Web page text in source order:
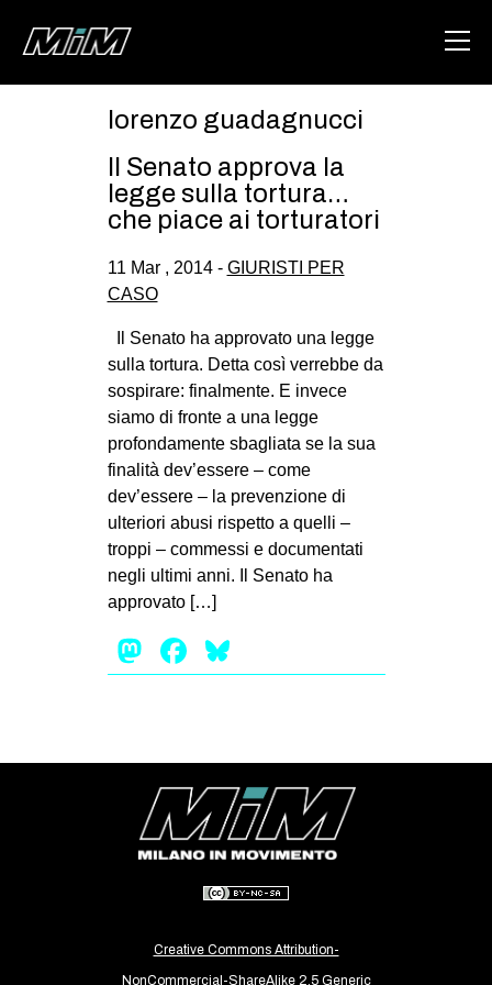
ABOUT
DEGENERAZIONE
CSOA LAMBRETTA
MSM
STUDENTI TSUNAMI
MILANO
MOBILITAZIONI
SPAZI
MOVIMENTI
GENERI
MIGRAZIONI
PRECARIATO
STUDENTI
lorenzo guadagnucci
Il Senato approva la
legge sulla tortura…
che piace ai torturatori
11 Mar , 2014 - GIURISTI PER
CASO
Il Senato ha approvato una legge
sulla tortura. Detta così verrebbe da
sospirare: finalmente. E invece
siamo di fronte a una legge
profondamente sbagliata se la sua
finalità dev’essere – come
dev’essere – la prevenzione di
ulteriori abusi rispetto a quelli –
troppi – commessi e documentati
negli ultimi anni. Il Senato ha
approvato […]
Mastodon
Facebook
Creative Commons Attribution-
NonCommercial-ShareAlike 2.5 Generic